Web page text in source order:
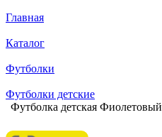
Главная
Каталог
Футболки
Футболки детские
Футболка детская Фиолетовый